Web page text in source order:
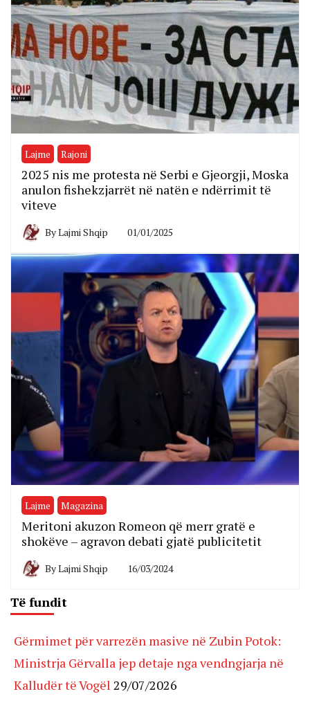
Lajme Rajoni
2025 nis me protesta në Serbi e Gjeorgji, Moska
anulon fishekzjarrët në natën e ndërrimit të
viteve
ByLajmi Shqip 01/01/2025
Lajme Magazina
Meritoni akuzon Romeon që merr gratë e
shokëve – agravon debati gjatë publicitetit
ByLajmi Shqip 16/03/2024
Të fundit
Gërmimet për varrezën masive në Zubin Potok:
Ministrja Gërvalla jep detaje nga vendngjarja në
Kalludër të Vogël 29/07/2026